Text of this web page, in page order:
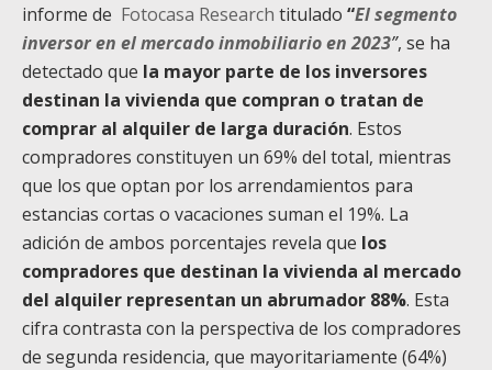
informe de Fotocasa Research titulado “El segmento
inversor en el mercado inmobiliario en 2023”, se ha
detectado que la mayor parte de los inversores
destinan la vivienda que compran o tratan de
comprar al alquiler de larga duración. Estos
compradores constituyen un 69% del total, mientras
que los que optan por los arrendamientos para
estancias cortas o vacaciones suman el 19%. La
adición de ambos porcentajes revela que los
compradores que destinan la vivienda al mercado
del alquiler representan un abrumador 88%. Esta
cifra contrasta con la perspectiva de los compradores
de segunda residencia, que mayoritariamente (64%)